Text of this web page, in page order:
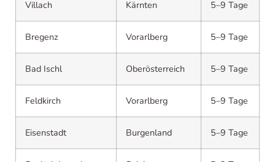
Villach Kärnten 5–9 Tage
Bregenz Vorarlberg 5–9 Tage
Bad Ischl Oberösterreich 5–9 Tage
Feldkirch Vorarlberg 5–9 Tage
Eisenstadt Burgenland 5–9 Tage